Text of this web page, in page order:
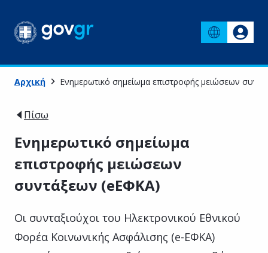
Αρχική Ενημερωτικό σημείωμα επιστροφής μειώσεων
Πίσω
Ενημερωτικό σημείωμα
επιστροφής μειώσεων
συντάξεων (eΕΦΚΑ)
Οι συνταξιούχοι του Ηλεκτρονικού Εθνικού
Φορέα Κοινωνικής Ασφάλισης (e-ΕΦΚΑ)